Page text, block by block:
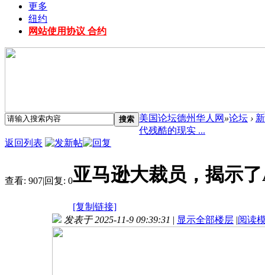
更多
纽约
网站使用协议 合约
搜索 美国论坛德州华人网 »论坛 ›
代残酷的现实 ...
返回列表
查看: 907|回复: 0亚马逊大裁员，揭示
[复制链接]
发表于 2025-11-9 09:39:31 | 显示全部楼层 |阅读